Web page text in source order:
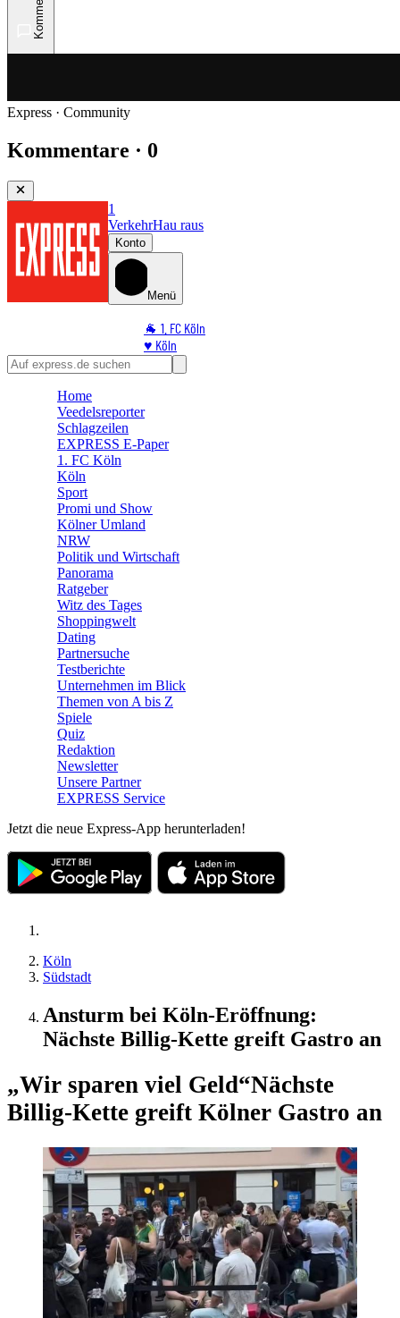
Express · Community
Kommentare · 0
1
VerkehrHau raus
Konto
Menü
🐐 1. FC Köln
♥️ Köln
⭐ Promi
🛒 Shoppingwelt
Home
Veedelsreporter
Schlagzeilen
EXPRESS E-Paper
1. FC Köln
Köln
Sport
Promi und Show
Kölner Umland
NRW
Politik und Wirtschaft
Panorama
Ratgeber
Witz des Tages
Shoppingwelt
Dating
Partnersuche
Testberichte
Unternehmen im Blick
Themen von A bis Z
Spiele
Quiz
Redaktion
Newsletter
Unsere Partner
EXPRESS Service
Jetzt die neue Express-App herunterladen!
Köln
Südstadt
Ansturm bei Köln-Eröffnung:
Nächste Billig-Kette greift Gastro an
„Wir sparen viel Geld“Nächste
Billig-Kette greift Kölner Gastro an